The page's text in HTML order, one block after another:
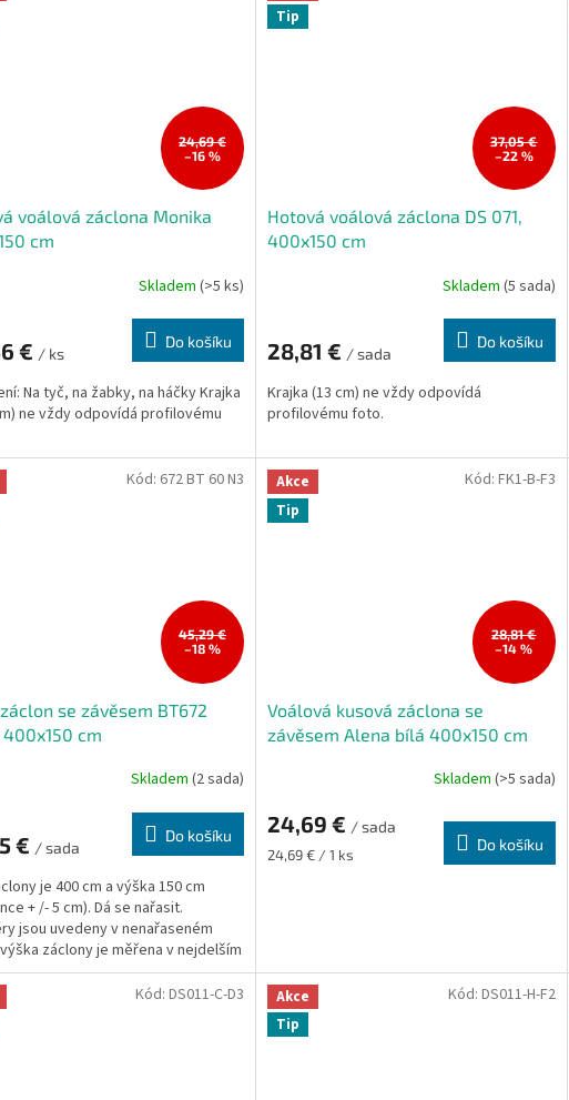
24,69 €
–16 %
voálová záclona Monika
cm
Skladem (>5 ks)
€ / ks
Do košíku
Na tyč, na žabky, na háčky Krajka
ne vždy odpovídá profilovému
Tip
37,05 €
–22 %
Hotová voálová záclona DS 071,
400x150 cm
je
z
5
Skladem (5 sada)
28,81 € / sada
Do košíku
Krajka (13 cm) ne vždy odpovídá
profilovému foto.
45,29 €
–18 %
se závěsem BT672
cm
Skladem (2 sada)
€ / sada
Do košíku
je 400 cm a výška 150 cm
+ /- 5 cm). Dá se nařasit.
jsou uvedeny v nenařaseném
záclony je měřena v nejdelším
Kód: 672 BT 60 N3
Akce
Tip
28,81 €
–14 %
Voálová kusová záclona se
závěsem Alena bílá 400x150 cm
produktu
je
4,4
Skladem (>5 sada)
24,69 € / sada
Měrná
24,69 € / 1 ks
Do košíku
Kód: FK1-B-F3
Kód: DS011-C-D3
Akce
Tip
Kód: DS011-H-F2